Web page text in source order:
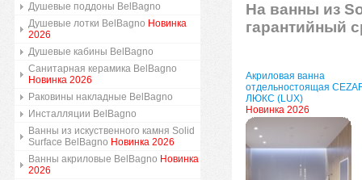
Душевые поддоны BelBagno
Душевые лотки BelBagno Новинка
2026
Душевые кабины BelBagno
Санитарная керамика BelBagno
Новинка 2026
Раковины накладные BelBagno
Инсталляции BelBagno
Ванны из искуственного камня Solid
Surface BelBagno Новинка 2026
Ванны акриловые BelBagno Новинка
2026
На ванны из
гарантийный
Акриловая ванна
отдельностоящая
ЛЮКС (LUX)
Новинка 2026